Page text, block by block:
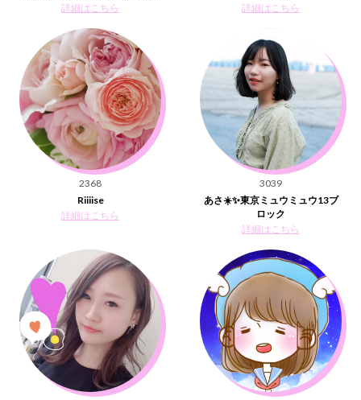
詳細はこちら
詳細はこちら
2368
Riiiise
詳細はこちら
3039
あさ☀️✨東京ミュウミュウ13ブ
ロック
詳細はこちら